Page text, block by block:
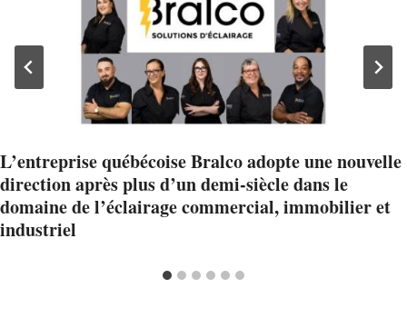
L’entreprise québécoise Bralco adopte une nouvelle
direction après plus d’un demi-siècle dans le
domaine de l’éclairage commercial, immobilier et
industriel